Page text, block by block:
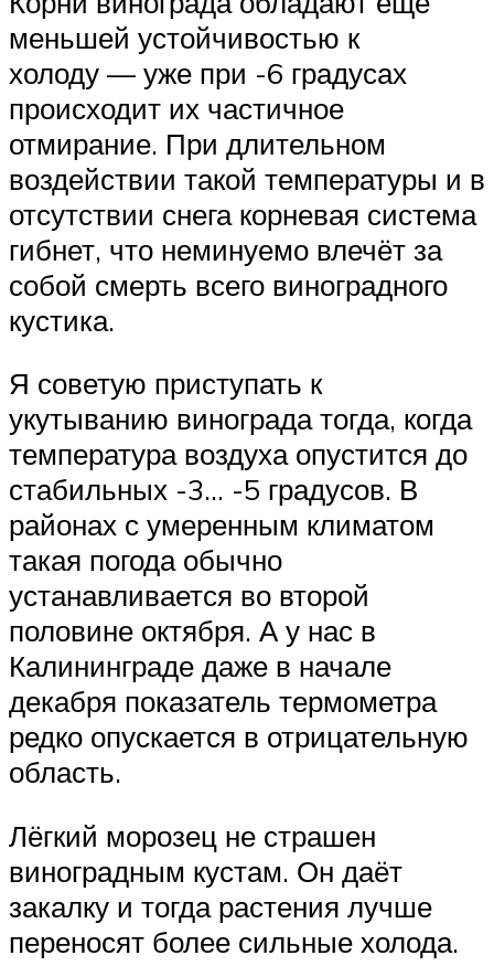
меньшей устойчивостью к
холоду — уже при -6 градусах
происходит их частичное
отмирание. При длительном
воздействии такой температуры и в
отсутствии снега корневая система
гибнет, что неминуемо влечёт за
собой смерть всего виноградного
кустика.
Я советую приступать к
укутыванию винограда тогда, когда
температура воздуха опустится до
стабильных -3… -5 градусов. В
районах с умеренным климатом
такая погода обычно
устанавливается во второй
половине октября. А у нас в
Калининграде даже в начале
декабря показатель термометра
редко опускается в отрицательную
область.
Лёгкий морозец не страшен
виноградным кустам. Он даёт
закалку и тогда растения лучше
переносят более сильные холода.